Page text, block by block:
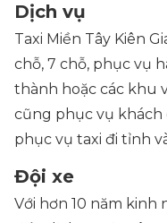
Dịch vụ
Taxi Miền Tây Kiên
chỗ, 7 chỗ, phục vụ
thành hoặc các khu
cũng phục vụ khách
phục vụ taxi đi tỉnh
Đội xe
Với hơn 10 năm kinh